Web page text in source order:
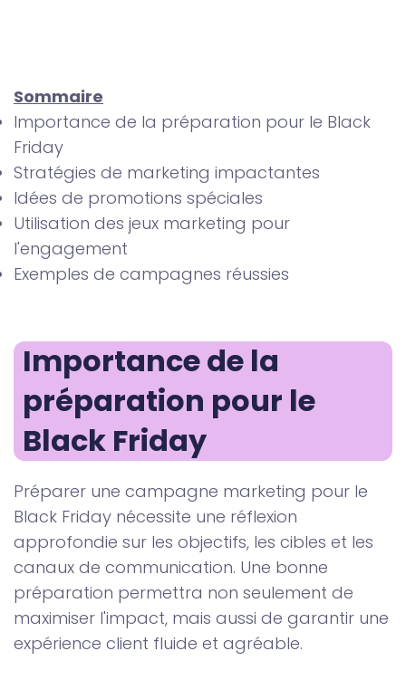
Sommaire
Importance de la préparation pour le Black
Friday
Stratégies de marketing impactantes
Idées de promotions spéciales
Utilisation des jeux marketing pour
l'engagement
Exemples de campagnes réussies
Importance de la
préparation pour le
Black Friday
Préparer une campagne marketing pour le
Black Friday nécessite une réflexion
approfondie sur les objectifs, les cibles et les
canaux de communication. Une bonne
préparation permettra non seulement de
maximiser l'impact, mais aussi de garantir une
expérience client fluide et agréable.